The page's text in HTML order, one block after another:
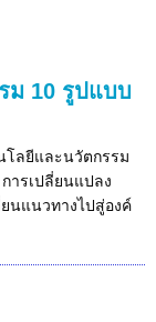
ม 10 รูปแบบ
โลยีและนวัตกรรม
ารเปลี่ยนแปลง
นแนวทางไปสู่องค์